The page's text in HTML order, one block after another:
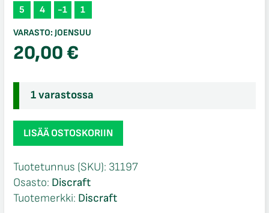
5 4 -1 1
VARASTO: JOENSUU
20,00€
1 varastossa
Discraft
ESP
Buzzz
Galery
Demise
LISÄÄ OSTOSKORIIN
Tuotetunnus (SKU): 31197
Osasto: Discraft
Tuotemerkki: Discraft